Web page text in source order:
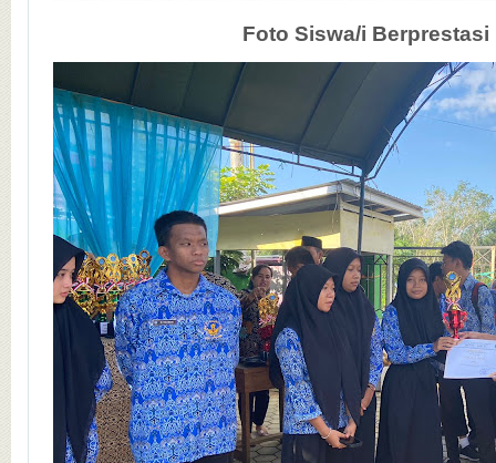
Foto Siswa/i Berprestasi